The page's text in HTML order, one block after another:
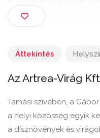
Tamási, Gábor Áron
Áttekintés
Az Artrea-Virág
Tamási szívében, a
a helyi közösség egyik
a dísznövények és